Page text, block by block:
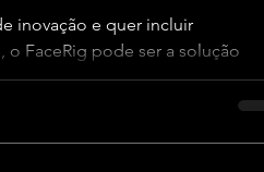
inovação e quer incluir
FaceRig pode ser a solução